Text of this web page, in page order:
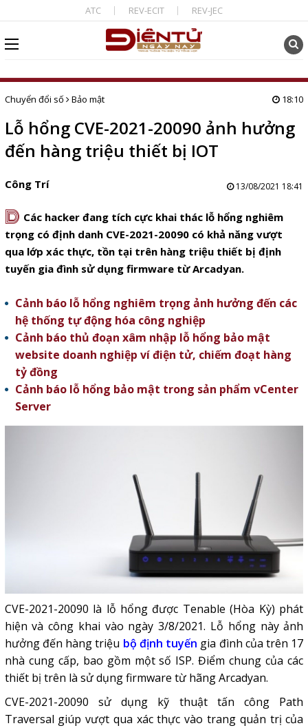
ATC REV-ECIT REV-JEC
Chuyển đổi số Bảo mật 18:10
Lỗ hổng CVE-2021-20090 ảnh hưởng
đến hàng triệu thiết bị IOT
Công Trí 13/08/2021 18:41
D Các hacker đang tích cực khai thác lỗ hổng nghiêm
trọng có định danh CVE-2021-20090 có khả năng vượt
qua lớp xác thực, tồn tại trên hàng triệu thiết bị định
tuyến gia đình sử dụng firmware từ Arcadyan.
Cảnh báo lỗ hổng nghiêm trọng ảnh hưởng đến các
hệ thống tự động hóa công nghiệp
Cảnh báo thủ đoạn xâm nhập lỗ hổng bảo mật
website doanh nghiệp ví điện tử, chiếm đoạt hàng
tỷ đồng
Cảnh báo lỗ hổng bảo mật trong sản phẩm vCenter
Server
CVE-2021-20090 là lỗ hổng được Tenable (Hòa Kỳ) phát
hiện và công khai vào ngày 3/8/2021. Lỗ hổng này ảnh
hưởng đến hàng triệu bộ định tuyến gia đình của trên 17
nhà cung cấp, bao gồm một số ISP. Điểm chung của các
thiết bị trên là sử dụngfirmware từ hãng Arcadyan.
CVE-2021-20090 sử dụng kỹ thuật tấn công Path
Traversal giúp vượt qua xác thực vào trang quản trị của